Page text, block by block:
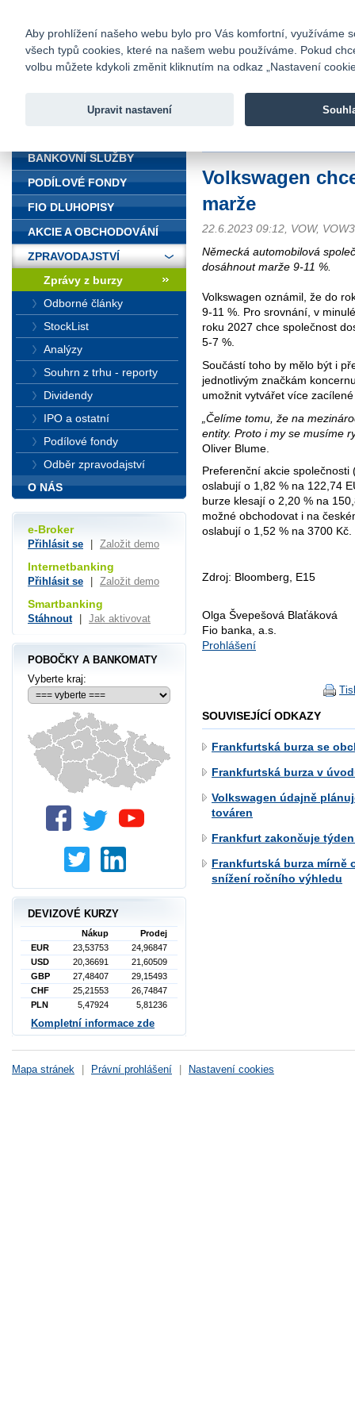
Fio banka
Fio banka
Volkswagen
marže
22.6.2023 09:12, VOW,
Německá automobilová
dosáhnout marže 9-11 %.
Volkswagen oznámil, že do
9-11 %. Pro srovnání, v
roku 2027 chce společnost
5-7 %.
Součástí toho by mělo být i
jednotlivým značkám
umožnit vytvářet více
„Čelíme tomu, že na
entity. Proto i my se musíme
Oliver Blume.
Preferenční akcie
oslabují o 1,82 % na 122,74
burze klesají o 2,20 % na
možné obchodovat i na
oslabují o 1,52 % na 3700 Kč.
Zdroj: Bloomberg, E15
Olga Švepešová Blaťáková
Fio banka, a.s.
Prohlášení
SOUVISEJÍCÍ ODKAZY
Frankfurtská burza se
Frankfurtská burza v
Volkswagen údajně
továren
Frankfurt zakončuje
Frankfurtská burza mírně
snížení ročního výhledu
BANKOVNÍ SLUŽBY
PODÍLOVÉ FONDY
FIO DLUHOPISY
AKCIE A OBCHODOVÁNÍ
ZPRAVODAJSTVÍ
Zprávy z burzy
Odborné články
StockList
Analýzy
Souhrn z trhu - reporty
Dividendy
IPO a ostatní
Podílové fondy
Odběr zpravodajství
O NÁS
e-Broker
Přihlásit se Založit demo
Internetbanking
Přihlásit se Založit demo
Smartbanking
Stáhnout Jak aktivovat
POBOČKY A BANKOMATY
Vyberte kraj:
DEVIZOVÉ KURZY
Nákup
Prodej
EUR
23,53753
24,96847
USD
20,36691
21,60509
GBP
27,48407
29,15493
CHF
25,21553
26,74847
PLN
5,47924 5,81236
Kompletní informace zde
Mapa stránek Právní prohlášení Nastavení cookies
Aby prohlížení našeho webu bylo pro Vás komfortní, využíváme
všech typů cookies, které na našem webu používáme. Pokud
volbu můžete kdykoli změnit kliknutím na odkaz „Nastavení
Upravit nastavení